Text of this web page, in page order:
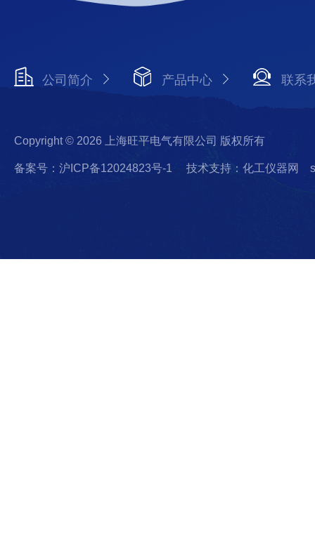
公司简介 产品中心 联系
Copyright © 2026 上海旺平电气有限公司 版权所有
备案号：沪ICP备12024823号-1 技术支持：化工仪器网